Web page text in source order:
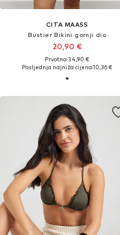
CITA MAASS
Bustier Bikini gornji dio
20,90 €
Prvotno: 34,90 €
Posljednja najniža cijena:10,36 €